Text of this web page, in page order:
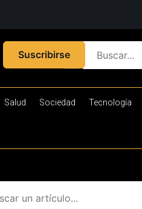
Suscribirse
Salud Sociedad Tecnología